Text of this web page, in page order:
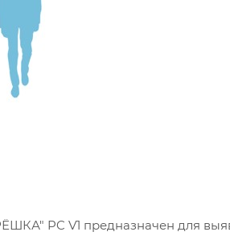
PC V1 предназначен для